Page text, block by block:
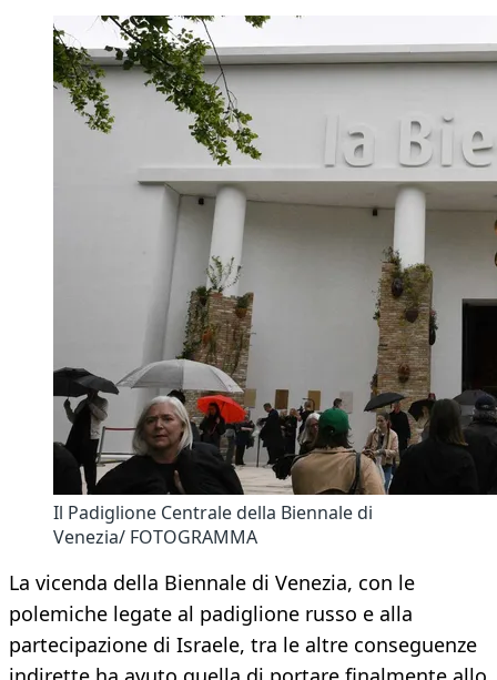
Il Padiglione Centrale della Biennale di
Venezia/ FOTOGRAMMA
La vicenda della Biennale di Venezia, con le
polemiche legate al padiglione russo e alla
partecipazione di Israele, tra le altre conseguenze